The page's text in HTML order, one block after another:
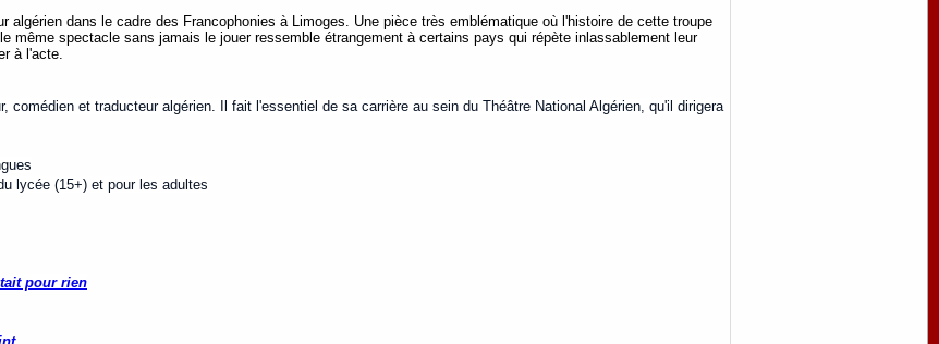
algérien dans le cadre des Francophonies à Limoges. Une pièce très emblématique où l'histoire de cette troupe
même spectacle sans jamais le jouer ressemble étrangement à certains pays qui répète inlassablement leur
à l'acte.
comédien et traducteur algérien. Il fait l'essentiel de sa carrière au sein du Théâtre National Algérien, qu'il dirigera
lycée (15+) et pour les adultes
pour rien